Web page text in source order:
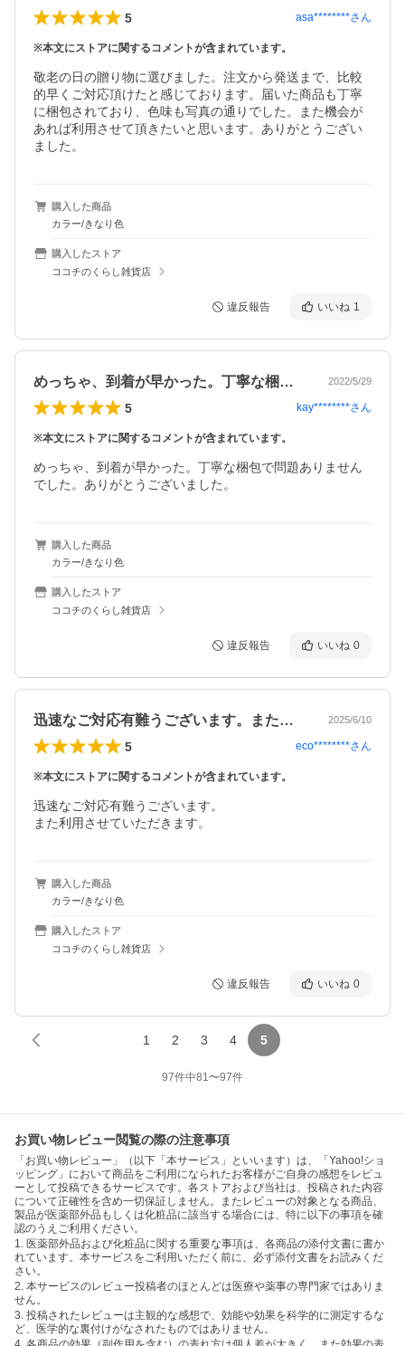
5 asa********さん
※本文にストアに関するコメントが含まれています。
敬老の日の贈り物に選びました。注文から発送まで、比較
的早くご対応頂けたと感じております。届いた商品も丁寧
に梱包されており、色味も写真の通りでした。また機会が
あれば利用させて頂きたいと思います。ありがとうござい
ました。
購入した商品
カラー/きなり色
購入したストア
ココチのくらし雑貨店
違反報告 いいね 1
めっちゃ、到着が早かった。丁寧な梱包で… 2022/5/29
5 kay********さん
※本文にストアに関するコメントが含まれています。
めっちゃ、到着が早かった。丁寧な梱包で問題ありません
でした。ありがとうございました。
購入した商品
カラー/きなり色
購入したストア
ココチのくらし雑貨店
違反報告 いいね 0
迅速なご対応有難うございます。また利用… 2025/6/10
5 eco********さん
※本文にストアに関するコメントが含まれています。
迅速なご対応有難うございます。
また利用させていただきます。
購入した商品
カラー/きなり色
購入したストア
ココチのくらし雑貨店
違反報告 いいね 0
1 2 3 4 5
97件中81〜97件
お買い物レビュー閲覧の際の注意事項
「お買い物レビュー」（以下「本サービス」といいます）は、「Yahoo!ショ
ッピング」において商品をご利用になられたお客様がご自身の感想をレビュ
ーとして投稿できるサービスです。各ストアおよび当社は、投稿された内容
について正確性を含め一切保証しません。またレビューの対象となる商品、
製品が医薬部外品もしくは化粧品に該当する場合には、特に以下の事項を確
認のうえご利用ください。
1. 医薬部外品および化粧品に関する重要な事項は、各商品の添付文書に書か
れています。本サービスをご利用いただく前に、必ず添付文書をお読みくだ
さい。
2. 本サービスのレビュー投稿者のほとんどは医療や薬事の専門家ではありま
せん。
3. 投稿されたレビューは主観的な感想で、効能や効果を科学的に測定するな
ど、医学的な裏付けがなされたものではありません。